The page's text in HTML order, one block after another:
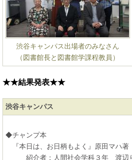
渋谷キャンパス出場者のみなさん
（図書館長と図書館学課程教員）
★★結果発表★★
渋谷キャンパス
◆チャンプ本
『本日は、お日柄もよく』原田マハ著
紹介者：人間社会学科３年 渡辺